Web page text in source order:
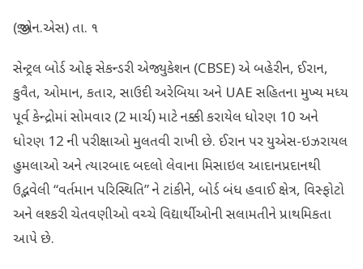
(જી.એન.એસ) તા. ૧
સેન્ટ્રલ બોર્ડ ઓફ સેકન્ડરી એજ્યુકેશન (CBSE) એ બહેરીન, ઈરાન,
કુવૈત, ઓમાન, કતાર, સાઉદી અરેબિયા અને UAE સહિતના મુખ્ય મધ્ય
પૂર્વ કેન્દ્રોમાં સોમવાર (2 માર્ચ) માટે નક્કી કરાયેલ ધોરણ 10 અને
ધોરણ 12 ની પરીક્ષાઓ મુલતવી રાખી છે. ઈરાન પર યુએસ-ઇઝરાયલ
હુમલાઓ અને ત્યારબાદ બદલો લેવાના મિસાઇલ આદાનપ્રદાનથી
ઉદ્ભવેલી “વર્તમાન પરિસ્થિતિ” ને ટાંકીને, બોર્ડ બંધ હવાઈ ક્ષેત્ર, વિસ્ફોટો
અને લશ્કરી ચેતવણીઓ વચ્ચે વિદ્યાર્થીઓની સલામતીને પ્રાથમિકતા
આપે છે.